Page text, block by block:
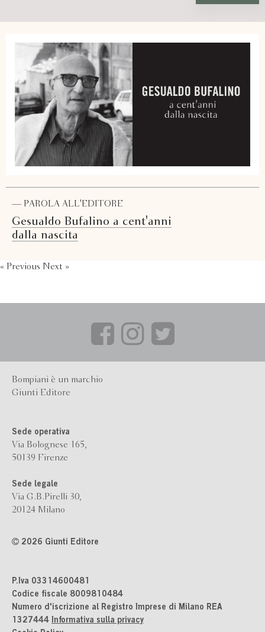
— PAROLA ALL'EDITORE
Gesualdo Bufalino a cent'anni
dalla nascita
« Previous Next »
Bompiani è un marchio
Giunti Editore
Sede operativa
Via Bolognese 165,
50139 Firenze
Sede legale
Via G.B.Pirelli 30,
20124 Milano
2026 Giunti Editore
P.Iva 03314600481
Codice fiscale 8009810484
Numero d'iscrizione al Registro Imprese di Milano REA
1327444 Informativa sulla privacy